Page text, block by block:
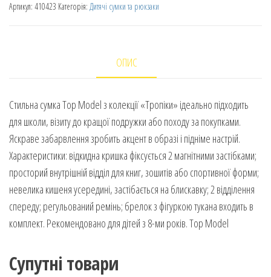
Артикул: 410423 Категорія: Дитячі сумки та рюкзаки
ОПИС
Стильна сумка Top Model з колекції «Тропіки» ідеально підходить
для школи, візиту до кращої подружки або походу за покупками.
Яскраве забарвлення зробить акцент в образі і підніме настрій.
Характеристики: відкидна кришка фіксується 2 магнітними застібками;
просторий внутрішній відділ для книг, зошитів або спортивної форми;
невелика кишеня усередині, застібається на блискавку; 2 відділення
спереду; регульований ремінь; брелок з фігуркою тукана входить в
комплект. Рекомендовано для дітей з 8-ми років. Top Model
Супутні товари